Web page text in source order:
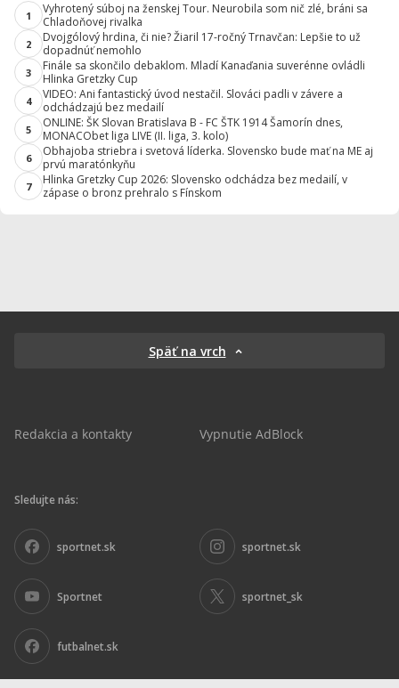
1
Vyhrotený súboj na ženskej Tour. Neurobila som nič zlé, bráni sa
Chladoňovej rivalka
2
Dvojgólový hrdina, či nie? Žiaril 17-ročný Trnavčan: Lepšie to už
dopadnúť nemohlo
3
Finále sa skončilo debaklom. Mladí Kanaďania suverénne ovládli
Hlinka Gretzky Cup
4
VIDEO: Ani fantastický úvod nestačil. Slováci padli v závere a
odchádzajú bez medailí
5
ONLINE: ŠK Slovan Bratislava B - FC ŠTK 1914 Šamorín dnes,
MONACObet liga LIVE (II. liga, 3. kolo)
6
Obhajoba striebra i svetová líderka. Slovensko bude mať na ME aj
prvú maratónkyňu
7
Hlinka Gretzky Cup 2026: Slovensko odchádza bez medailí, v
zápase o bronz prehralo s Fínskom
Späť na vrch
Redakcia a kontakty Vypnutie AdBlock
Sledujte nás:
sportnet.sk sportnet.sk
Sportnet sportnet_sk
futbalnet.sk